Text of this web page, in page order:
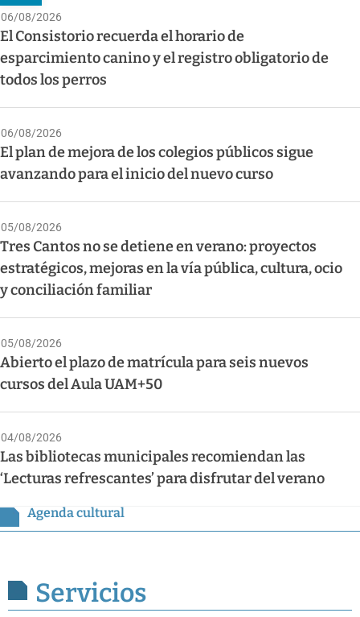
06/08/2026
El Consistorio recuerda el horario de
esparcimiento canino y el registro obligatorio de
todos los perros
06/08/2026
El plan de mejora de los colegios públicos sigue
avanzando para el inicio del nuevo curso
05/08/2026
Tres Cantos no se detiene en verano: proyectos
estratégicos, mejoras en la vía pública, cultura, ocio
y conciliación familiar
05/08/2026
Abierto el plazo de matrícula para seis nuevos
cursos del Aula UAM+50
04/08/2026
Las bibliotecas municipales recomiendan las
‘Lecturas refrescantes’ para disfrutar del verano
Agenda cultural
Servicios